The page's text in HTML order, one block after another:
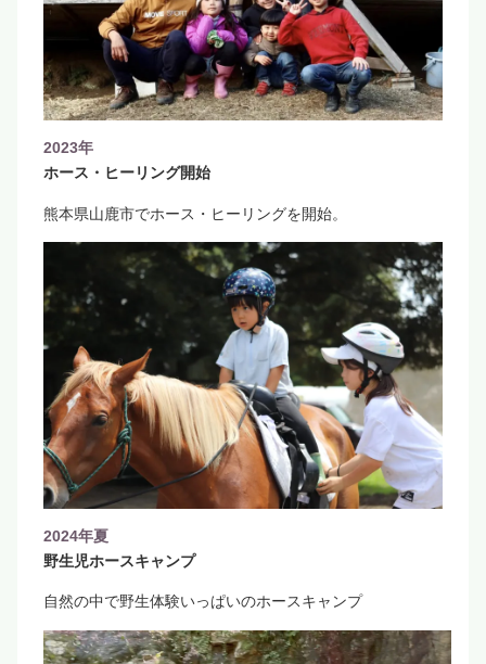
2023年
ホース・ヒーリング開始
熊本県山鹿市でホース・ヒーリングを開始。
2024年夏
野生児ホースキャンプ
自然の中で野生体験いっぱいのホースキャンプ
動